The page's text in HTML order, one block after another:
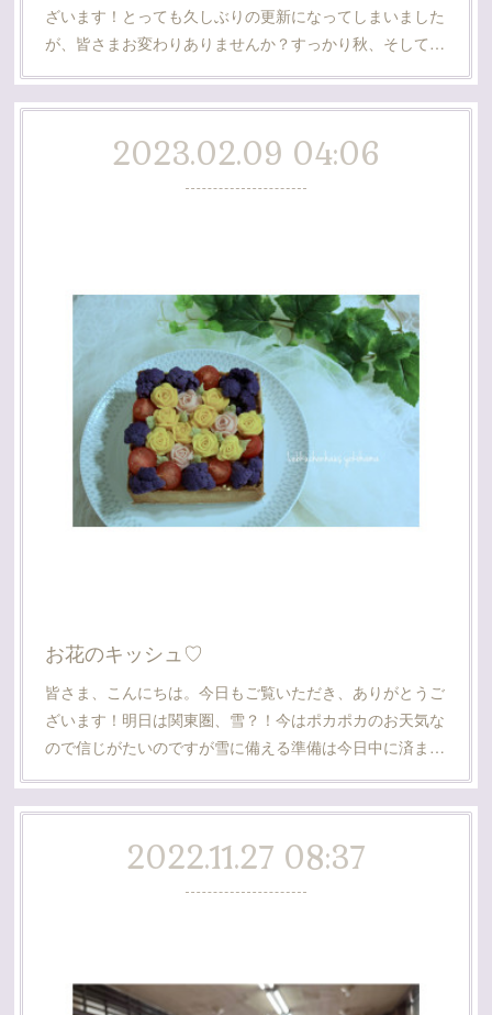
ざいます！とっても久しぶりの更新になってしまいました
が、皆さまお変わりありませんか？すっかり秋、そして…
2023.02.09 04:06
お花のキッシュ♡
皆さま、こんにちは。今日もご覧いただき、ありがとうご
ざいます！明日は関東圏、雪？！今はポカポカのお天気な
ので信じがたいのですが雪に備える準備は今日中に済ま…
2022.11.27 08:37